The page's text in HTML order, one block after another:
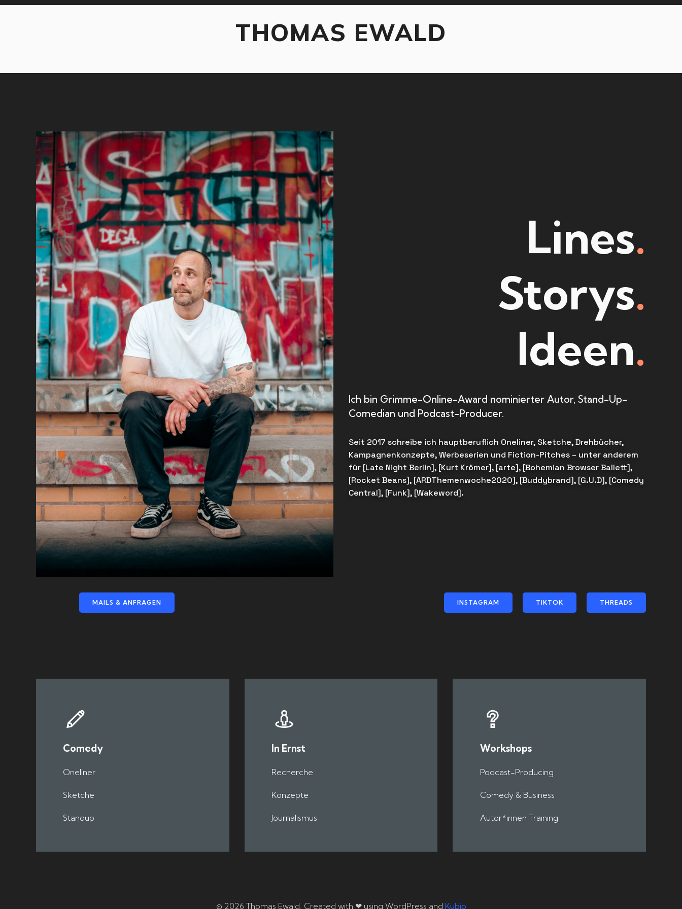
THOMAS EWALD
Lines.
Storys.
Ideen.
Ich bin Grimme-Online-Award nominierter Autor, Stand-Up-
Comedian und Podcast-Producer.
Seit 2017 schreibe ich hauptberuflich Oneliner, Sketche, Drehbücher,
Kampagnenkonzepte, Werbeserien und Fiction-Pitches – unter anderem
für [Late Night Berlin], [Kurt Krömer], [arte], [Bohemian Browser Ballett],
[Rocket Beans], [ARDThemenwoche2020], [Buddybrand], [G.U.D], [Comedy
Central], [Funk], [Wakeword].
MAILS & ANFRAGEN INSTAGRAM TIKTOK THREADS
Comedy
Oneliner
Sketche
Standup
In Ernst
Recherche
Konzepte
Journalismus
Workshops
Podcast-Producing
Comedy & Business
Autor*innen Training
© 2026 Thomas Ewald. Created with ❤ using WordPress and Kubio